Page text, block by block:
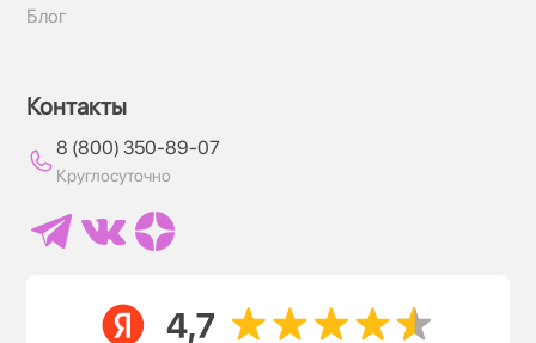
Блог
Контакты
8 (800) 350-89-07
Круглосуточно